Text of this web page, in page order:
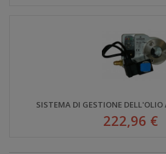
SISTEMA DI GESTIONE
222,96 €